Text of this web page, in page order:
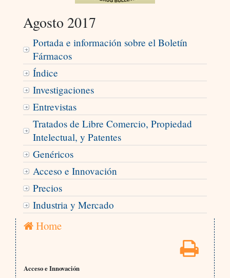
Agosto 2017
Portada e información sobre el Boletín
Fármacos
Índice
Investigaciones
Entrevistas
Tratados de Libre Comercio, Propiedad
Intelectual, y Patentes
Genéricos
Acceso e Innovación
Precios
Industria y Mercado
Home
Acceso e Innovación